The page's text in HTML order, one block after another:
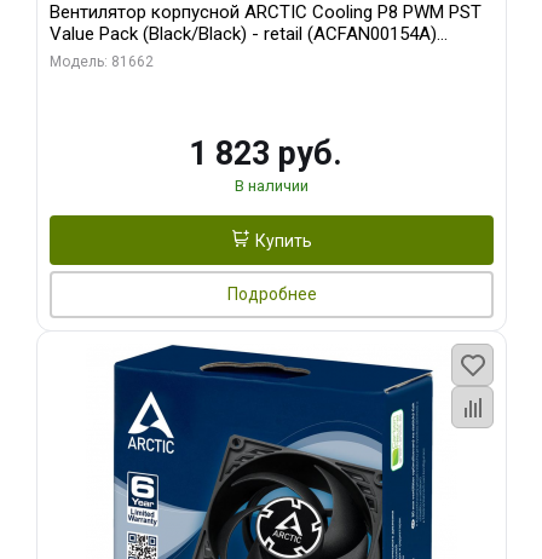
Вентилятор корпусной ARCTIC Cooling P8 PWM PST
Value Pack (Black/Black) - retail (ACFAN00154A)
(702072)
Модель: 81662
1 823 руб.
В наличии
Купить
Подробнее